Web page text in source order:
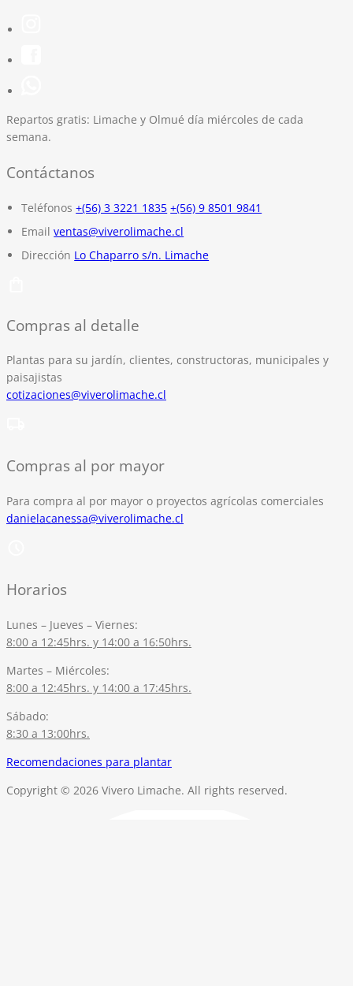
Repartos gratis: Limache y Olmué día miércoles de cada
semana.
Contáctanos
Teléfonos +(56) 3 3221 1835 +(56) 9 8501 9841
Email ventas@viverolimache.cl
Dirección Lo Chaparro s/n. Limache
Compras al detalle
Plantas para su jardín, clientes, constructoras, municipales y
paisajistas
cotizaciones@viverolimache.cl
Compras al por mayor
Para compra al por mayor o proyectos agrícolas comerciales
danielacanessa@viverolimache.cl
Horarios
Lunes – Jueves – Viernes:
8:00 a 12:45hrs. y 14:00 a 16:50hrs.
Martes – Miércoles:
8:00 a 12:45hrs. y 14:00 a 17:45hrs.
Sábado:
8:30 a 13:00hrs.
Recomendaciones para plantar
Copyright © 2026 Vivero Limache. All rights reserved.